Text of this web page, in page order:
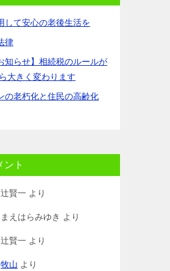
して安心の老後生活を
律
知らせ】相続税のルールが
大きく変わります
の老朽化と住民の高齢化
ント
辻賢一 より
まえはらみゆき より
辻賢一 より
牧山 より